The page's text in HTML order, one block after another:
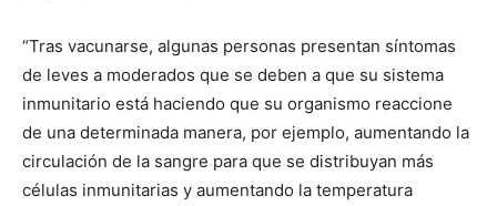
“Tras vacunarse, algunas personas presentan síntomas
de leves a moderados que se deben a que su sistema
inmunitario está haciendo que su organismo reaccione
de una determinada manera, por ejemplo, aumentando la
circulación de la sangre para que se distribuyan más
células inmunitarias y aumentando la temperatura